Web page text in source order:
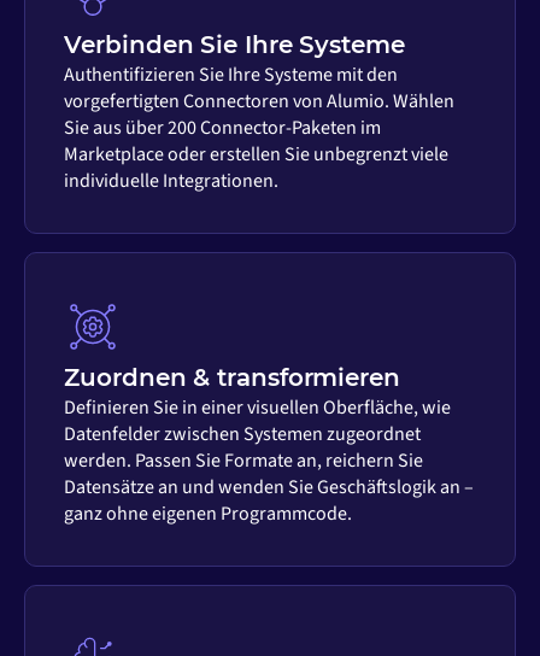
Verbinden Sie Ihre Systeme
Authentifizieren Sie Ihre Systeme mit den
vorgefertigten Connectoren von Alumio. Wählen
Sie aus über 200 Connector-Paketen im
Marketplace oder erstellen Sie unbegrenzt viele
individuelle Integrationen.
Zuordnen & transformieren
Definieren Sie in einer visuellen Oberfläche, wie
Datenfelder zwischen Systemen zugeordnet
werden. Passen Sie Formate an, reichern Sie
Datensätze an und wenden Sie Geschäftslogik an –
ganz ohne eigenen Programmcode.